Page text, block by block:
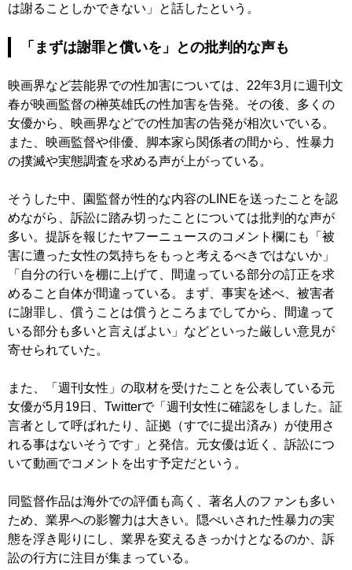
は謝ることしかできない」と話したという。
「まずは謝罪と償いを」との批判的な声も
映画界など芸能界での性加害については、22年3月に週刊文
春が映画監督の榊英雄氏の性加害を告発。その後、多くの
女優から、映画界などでの性加害の告発が相次いでいる。
また、映画監督や俳優、脚本家ら関係者の間から、性暴力
の撲滅や実態調査を求める声が上がっている。
そうした中、園監督が性的な内容のLINEを送ったことを認
めながら、訴訟に踏み切ったことについては批判的な声が
多い。提訴を報じたヤフーニュースのコメント欄にも「被
害に遭った女性の気持ちをもっと考えるべきではないか」
「自分の行いを棚に上げて、間違っている部分の訂正を求
めること自体が間違っている。まず、事実を述べ、被害者
に謝罪し、償うことは償うところまでしてから、間違って
いる部分も多いと言えばよい」などといった厳しい意見が
寄せられていた。
また、「週刊女性」の取材を受けたことを公表している元
女優が5月19日、Twitterで「週刊女性に確認をしました。証
言者として呼ばれたり、証拠（すでに提出済み）が使用さ
れる事はないそうです」と発信。元女優は近く、訴訟につ
いて動画でコメントを出す予定だという。
同監督作品は海外での評価も高く、著名人のファンも多い
ため、業界への影響力は大きい。隠ぺいされた性暴力の実
態を浮き彫りにし、業界を変えるきっかけとなるのか、訴
訟の行方に注目が集まっている。